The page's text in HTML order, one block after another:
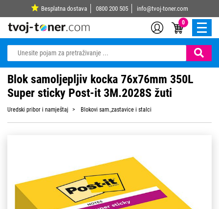
Besplatna dostava 0800 200 505 info@tvoj-toner.com
0
Blok samoljepljiv kocka 76x76mm 350L
Super sticky Post-it 3M.2028S žuti
Uredski pribor i namještaj Blokovi sam.,zastavice i stalci